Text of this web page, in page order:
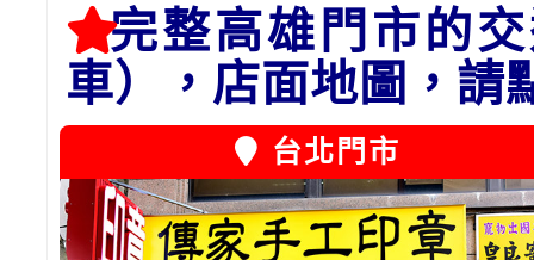
完整高雄門市的
車），店面地圖，請
台北門市